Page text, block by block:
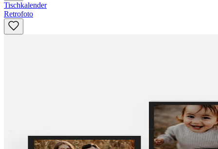
Tischkalender
Retrofoto